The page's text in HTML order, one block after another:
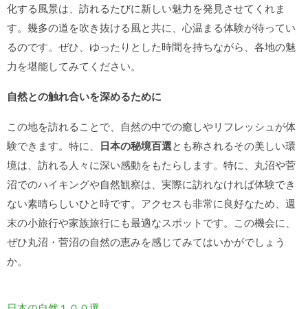
化する風景は、訪れるたびに新しい魅力を発見させてくれま
す。幾多の道を吹き抜ける風と共に、心温まる体験が待ってい
るのです。ぜひ、ゆったりとした時間を持ちながら、各地の魅
力を堪能してみてください。
自然との触れ合いを深めるために
この地を訪れることで、自然の中での癒しやリフレッシュが体
験できます。特に、 日本の秘境百選とも称されるその美しい環
境は、訪れる人々に深い感動をもたらします。特に、丸沼や菅
沼でのハイキングや自然観察は、実際に訪れなければ体験でき
ない素晴らしいひと時です。アクセスも非常に良好なため、週
末の小旅行や家族旅行にも最適なスポットです。この機会に、
ぜひ丸沼・菅沼の自然の恵みを感じてみてはいかがでしょう
か。